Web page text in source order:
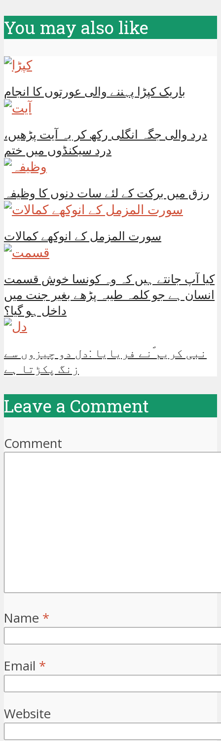
You may also like
باریک کپڑا پہننے والی عورتوں کا انجام
درد والی جگہ انگلی رکھ کر یہ آیت پڑھیں،
درد سیکنڈوں میں ختم
رزق میں برکت کے لئے سات دنوں کا وظیفہ
سورت المزمل کے انوکھے کمالات
کیا آپ جانتے ہیں کہ وہ کونسا خوش قسمت
انسان ہے جو کلمہ طیبہ پڑھے بغیر جنت میں
داخل ہو گیا؟
نبی کریم ؐنے فریایا :دل دو چیزوں سے
زنگ پکڑتا ہے
Leave a Comment
Comment
Name *
Email *
Website